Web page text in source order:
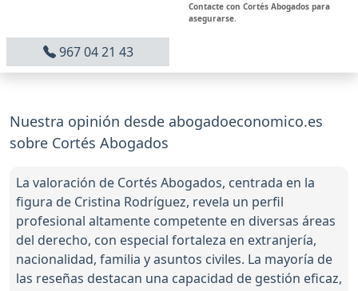
Contacte con Cortés Abogados para
asegurarse.
967 04 21 43
Nuestra opinión desde abogadoeconomico.es
sobre Cortés Abogados
La valoración de Cortés Abogados, centrada en la
figura de Cristina Rodríguez, revela un perfil
profesional altamente competente en diversas áreas
del derecho, con especial fortaleza en extranjería,
nacionalidad, familia y asuntos civiles. La mayoría de
las reseñas destacan una capacidad de gestión eficaz,